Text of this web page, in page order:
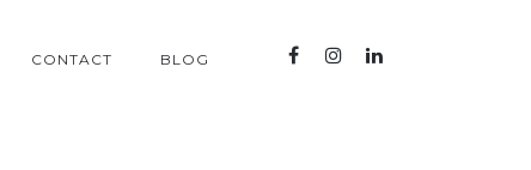
CONTACT BLOG